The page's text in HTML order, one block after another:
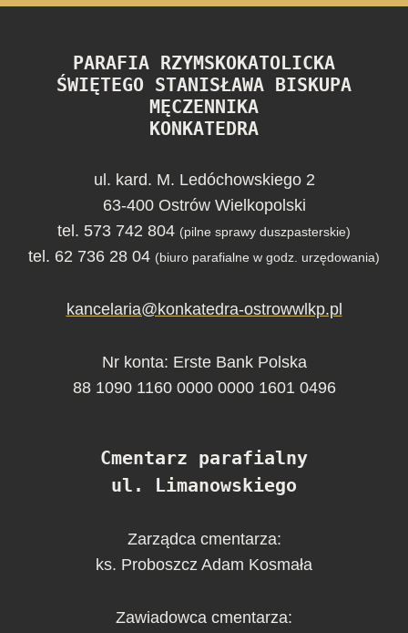
PARAFIA RZYMSKOKATOLICKA
ŚWIĘTEGO STANISŁAWA BISKUPA
MĘCZENNIKA
KONKATEDRA
ul. kard. M. Ledóchowskiego 2
63-400 Ostrów Wielkopolski
tel. 573 742 804 (pilne sprawy duszpasterskie)
tel. 62 736 28 04 (biuro parafialne w godz. urzędowania)
kancelaria@konkatedra-ostrowwlkp.pl
Nr konta: Erste Bank Polska
88 1090 1160 0000 0000 1601 0496
Cmentarz parafialny
ul. Limanowskiego
Zarządca cmentarza:
ks. Proboszcz Adam Kosmała
Zawiadowca cmentarza: